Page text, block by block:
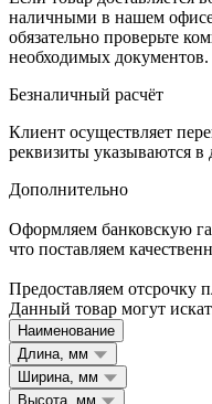
наличными в нашем
обязательно проверьте
необходимых документов.
Безналичный расчёт
Клиент осуществляет
реквизиты указываются в
Дополнительно
Оформляем банковскую
что поставляем
Предоставляем отсрочку
Данный товар могут
Наименование
Длина, мм
Ширина, мм
Высота, мм